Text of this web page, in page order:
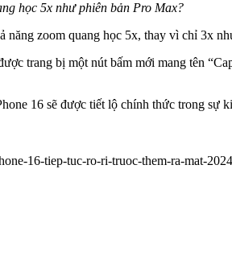
học 5x như phiên bản Pro Max?
zoom quang học 5x, thay vì chỉ 3x
trang bị một nút bấm mới mang tên
16 sẽ được tiết lộ chính thức trong sự
16-tiep-tuc-ro-ri-truoc-them-ra-mat-